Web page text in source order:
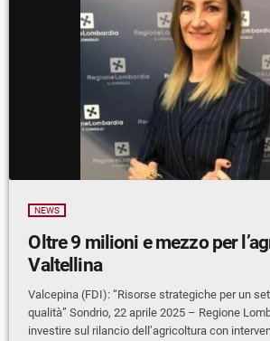
NEWS
Oltre 9 milioni e mezzo per
Valtellina
Valcepina (FDI): “Risorse strategiche per un
qualità” Sondrio, 22 aprile 2025 – Regione
investire sul rilancio dell’agricoltura con